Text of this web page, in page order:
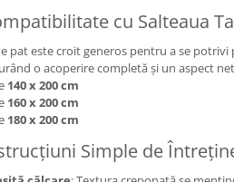
cu Salteaua Ta
pat este croit generos pentru a se
o acoperire completă și un aspect
140 x 200 cm
160 x 200 cm
180 x 200 cm
Simple de